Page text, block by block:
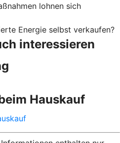
lohnen sich
Energie selbst verkaufen?
interessieren
Hauskauf